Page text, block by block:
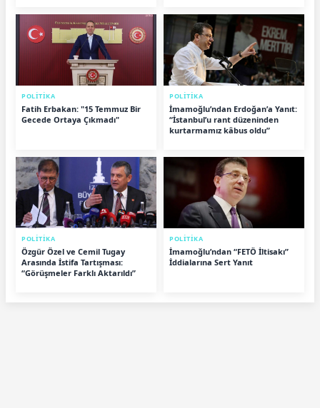
POLİTİKA
Fatih Erbakan: "15 Temmuz Bir
Gecede Ortaya Çıkmadı"
POLİTİKA
İmamoğlu’ndan Erdoğan’a Yanıt:
“İstanbul’u rant düzeninden
kurtarmamız kâbus oldu”
POLİTİKA
Özgür Özel ve Cemil Tugay
Arasında İstifa Tartışması:
“Görüşmeler Farklı Aktarıldı”
POLİTİKA
İmamoğlu’ndan “FETÖ İltisakı”
İddialarına Sert Yanıt